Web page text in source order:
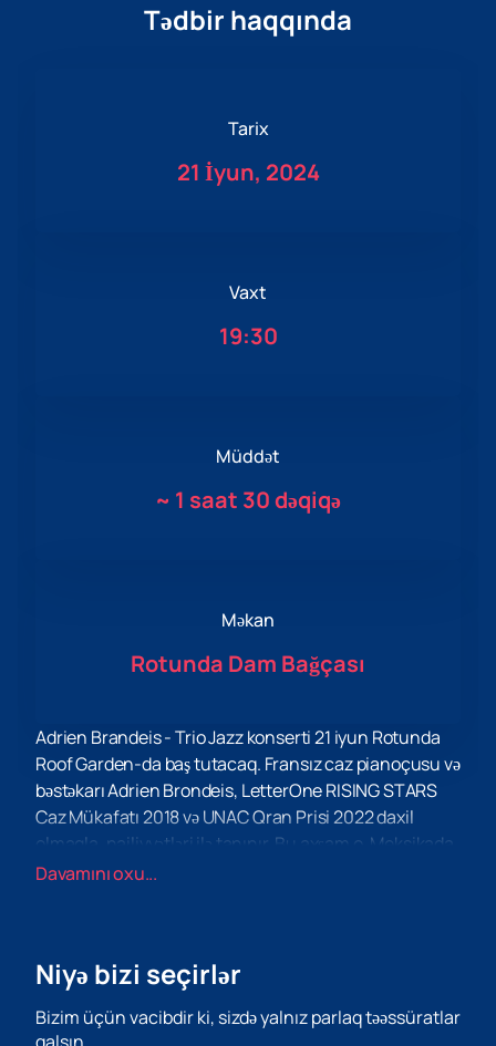
Tədbir haqqında
Tarix
21 İyun, 2024
Vaxt
19:30
Müddət
~ 1 saat 30 dəqiqə
Məkan
Rotunda Dam Bağçası
Adrien Brandeis - Trio Jazz konserti 21 iyun Rotunda
Roof Garden-da baş tutacaq. Fransız caz pianoçusu və
bəstəkarı Adrien Brondeis, LetterOne RISING STARS
Caz Mükafatı 2018 və UNAC Qran Prisi 2022 daxil
olmaqla, nailiyyətləri ilə tanınır. Bu axşam o, Meksikada
yazılmış "Siempre m's all" albomundan bəstələri təqdim
məkanıdır. O, musiqi tədbirlərinin keçirilməsi üçün
Adrien Brondeis tənqidi və ictimai bəyənmə qazanmış
Davamını oxu...
Niyə bizi seçirlər
Bizim üçün vacibdir ki, sizdə yalnız parlaq təəssüratlar